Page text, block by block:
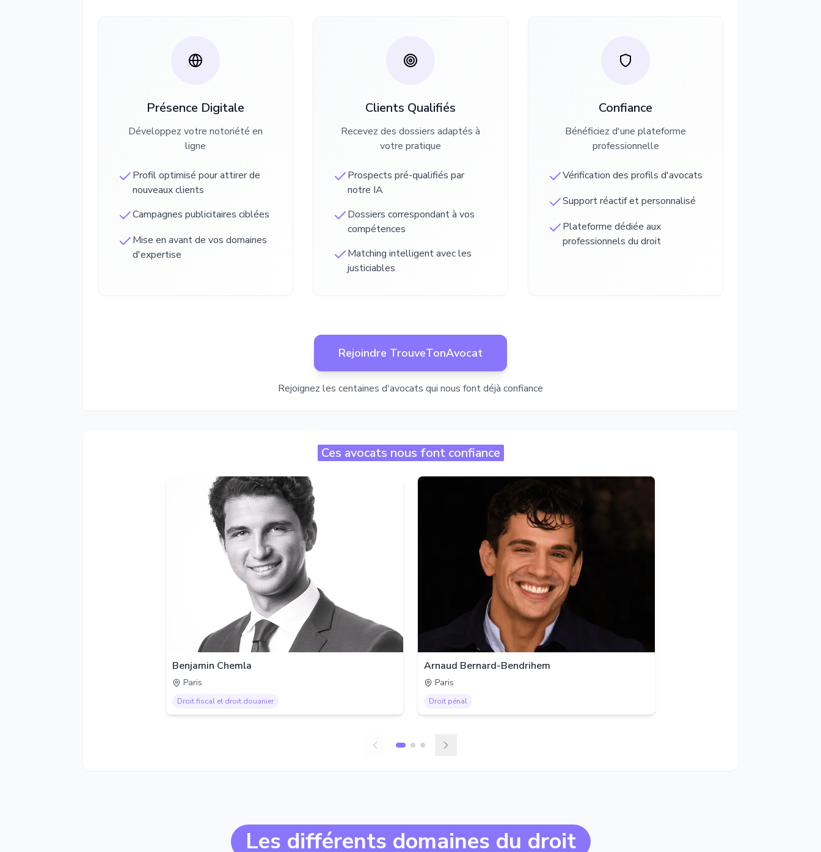
Présence Digitale
Développez votre notoriété en
ligne
Profil optimisé pour attirer de
nouveaux clients
Campagnes publicitaires ciblées
Mise en avant de vos domaines
d'expertise
Clients Qualifiés
Recevez des dossiers adaptés à
votre pratique
Prospects pré-qualifiés par
notre IA
Dossiers correspondant à vos
compétences
Matching intelligent avec les
justiciables
Confiance
Bénéficiez d'une plateforme
professionnelle
Vérification des profils d'avocats
Support réactif et personnalisé
Plateforme dédiée aux
professionnels du droit
Rejoindre TrouveTonAvocat
Rejoignez les centaines d'avocats qui nous font déjà confiance
Ces avocats nous font confiance
Benjamin Chemla
Paris
Droit fiscal et droit douanier
Arnaud Bernard-Bendrihem
Paris
Droit pénal
Les différents domaines du droit